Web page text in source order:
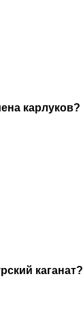
карлуков?
каганат?